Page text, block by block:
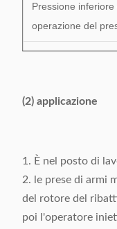
Pressione inferiore
operazione del
Capacità del
Velocità di marcia
pistone dell'iniezione
(2) applicazione
1. È nel posto di
2. le prese di armi
del rotore del
poi l'operatore